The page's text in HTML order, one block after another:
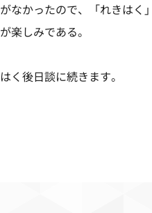
なかったので、「れきはく
楽しみである。
く後日談に続きます。